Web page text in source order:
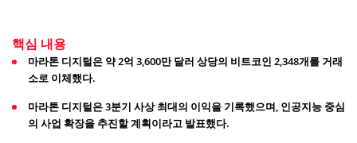
핵심 내용
마라톤 디지털은 약 2억 3,600만 달러 상당의 비트코인 2,348개를 거래
소로 이체했다.
마라톤 디지털은 3분기 사상 최대의 이익을 기록했으며, 인공지능 중심
의 사업 확장을 추진할 계획이라고 발표했다.